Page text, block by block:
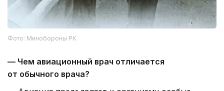
Фото: Минобороны РК
— Чем авиационный врач отличается
от обычного врача?